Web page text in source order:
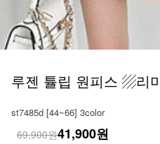
루젠 튤립 원피스 ▨리
st7485d [44~66] 3color
69,900원41,900원